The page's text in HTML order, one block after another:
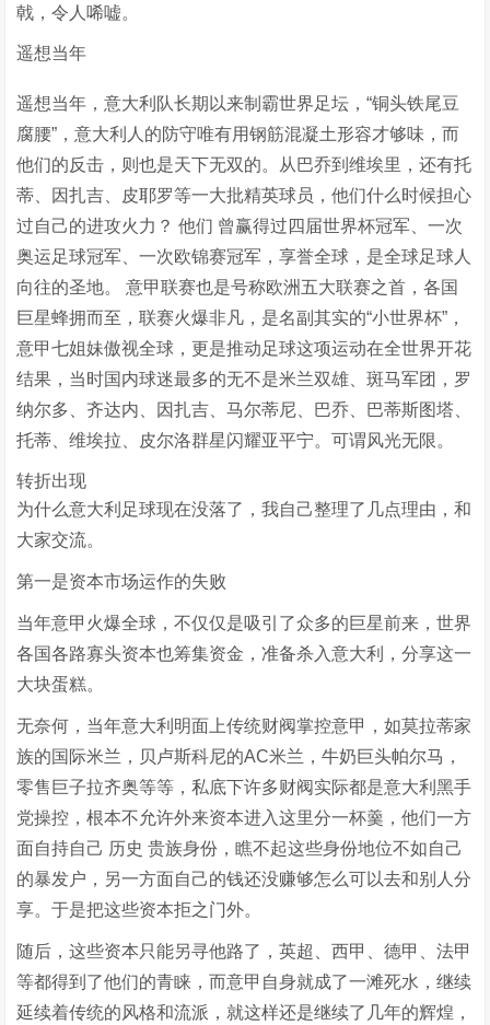
戟，令人唏嘘。
遥想当年
遥想当年，意大利队长期以来制霸世界足坛，“铜头铁尾豆
腐腰”，意大利人的防守唯有用钢筋混凝土形容才够味，而
他们的反击，则也是天下无双的。从巴乔到维埃里，还有托
蒂、因扎吉、皮耶罗等一大批精英球员，他们什么时候担心
过自己的进攻火力？ 他们 曾赢得过四届世界杯冠军、一次
奥运足球冠军、一次欧锦赛冠军，享誉全球，是全球足球人
向往的圣地。 意甲联赛也是号称欧洲五大联赛之首，各国
巨星蜂拥而至，联赛火爆非凡，是名副其实的“小世界杯”，
意甲七姐妹傲视全球，更是推动足球这项运动在全世界开花
结果，当时国内球迷最多的无不是米兰双雄、斑马军团，罗
纳尔多、齐达内、因扎吉、马尔蒂尼、巴乔、巴蒂斯图塔、
托蒂、维埃拉、皮尔洛群星闪耀亚平宁。可谓风光无限。
转折出现
为什么意大利足球现在没落了，我自己整理了几点理由，和
大家交流。
第一是资本市场运作的失败
当年意甲火爆全球，不仅仅是吸引了众多的巨星前来，世界
各国各路寡头资本也筹集资金，准备杀入意大利，分享这一
大块蛋糕。
无奈何，当年意大利明面上传统财阀掌控意甲，如莫拉蒂家
族的国际米兰，贝卢斯科尼的AC米兰，牛奶巨头帕尔马，
零售巨子拉齐奥等等，私底下许多财阀实际都是意大利黑手
党操控，根本不允许外来资本进入这里分一杯羹，他们一方
面自持自己 历史 贵族身份，瞧不起这些身份地位不如自己
的暴发户，另一方面自己的钱还没赚够怎么可以去和别人分
享。于是把这些资本拒之门外。
随后，这些资本只能另寻他路了，英超、西甲、德甲、法甲
等都得到了他们的青睐，而意甲自身就成了一滩死水，继续
延续着传统的风格和流派，就这样还是继续了几年的辉煌，